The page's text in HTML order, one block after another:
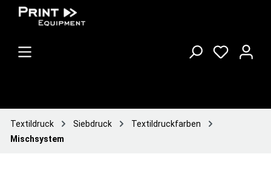
Textildruck Siebdruck
Textildruckfarben
Mischsystem